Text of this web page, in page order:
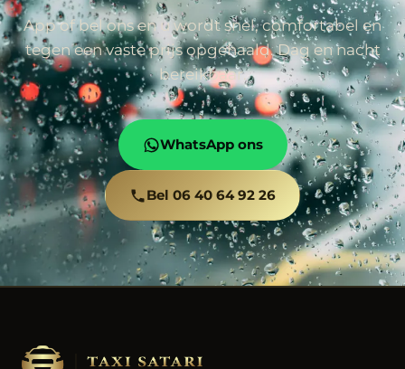
App of bel ons en u wordt snel, comfortabel en
tegen een vaste prijs opgehaald. Dag en nacht
bereikbaar.
WhatsApp ons
Bel 06 40 64 92 26